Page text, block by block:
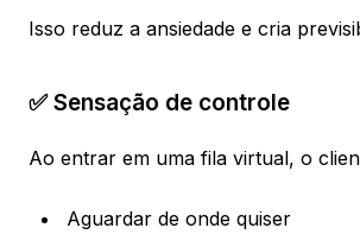
Isso reduz a ansiedade e cria
✅ Sensação de controle
Ao entrar em uma fila virtual, o
Aguardar de onde quiser